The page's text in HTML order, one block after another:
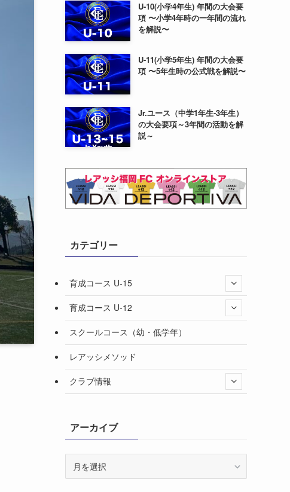
U-10(小学4年生) 年間の大会要
項 〜小学4年時の一年間の流れ
を解説〜
U-11(小学5年生) 年間の大会要
項 〜5年生時の公式戦を解説〜
Jr.ユース（中学1年生-3年生）
の大会要項～3年間の活動を解
説～
カテゴリー
育成コース U-15
育成コース U-12
スクールコース（幼・低学年）
レアッシメソッド
クラブ情報
アーカイブ